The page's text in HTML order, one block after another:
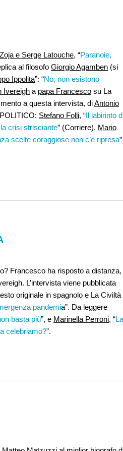
e Serge Latouche, “Paranoie,
al filosofo Giorgio Agamben (si
Ippolita”: “No, non esistono
Ivereigh a papa Francesco su La
a questa intervista, diAntonio
Stefano Folli, “Il labirinto
crisi strisciante” (Corriere). Mario
scelte coraggiose non c’è ripresa”
Francesco ha risposto a distanza,
L’intervista viene pubblicata
originale in spagnolo e La Civiltà
pandemia”. Da leggere
basta più”, e Marinella Perroni, “La
celebriamo?”.